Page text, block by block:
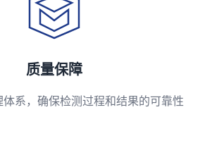
质量保障
体系，确保检测过程和结果的可靠性